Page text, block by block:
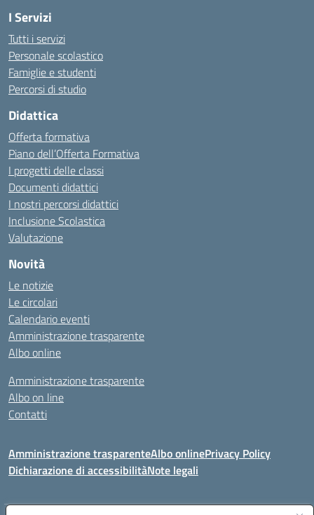
I Servizi
Tutti i servizi
Personale scolastico
Famiglie e studenti
Percorsi di studio
Didattica
Offerta formativa
Piano dell’Offerta Formativa
I progetti delle classi
Documenti didattici
I nostri percorsi didattici
Inclusione Scolastica
Valutazione
Novità
Le notizie
Le circolari
Calendario eventi
Amministrazione trasparente
Albo online
Amministrazione trasparente
Albo on line
Contatti
Amministrazione trasparenteAlbo onlinePrivacy Policy
Dichiarazione di accessibilitàNote legali